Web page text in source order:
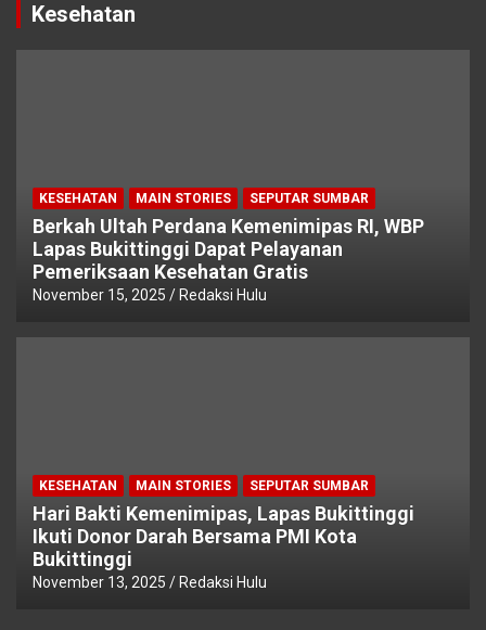
Kesehatan
KESEHATAN MAIN STORIES SEPUTAR SUMBAR
Berkah Ultah Perdana Kemenimipas RI, WBP
Lapas Bukittinggi Dapat Pelayanan
Pemeriksaan Kesehatan Gratis
November 15, 2025 Redaksi Hulu
KESEHATAN MAIN STORIES SEPUTAR SUMBAR
Hari Bakti Kemenimipas, Lapas Bukittinggi
Ikuti Donor Darah Bersama PMI Kota
Bukittinggi
November 13, 2025 Redaksi Hulu